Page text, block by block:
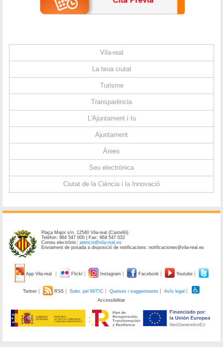
Vila-real
La teua ciutat
Turisme
Transparència
L'Ajuntament i tu
Ajuntament
Àrees
Seu electrònica
Ciutat de la Ciència i la Innovació
Plaça Major s/n. 12540 Vila-real (Castelló)
Telèfon: 964 547 000 | Fax: 964 547 032
Correu electrònic:atencio@vila-real.es
Enviament de posada a disposició de notificacions: notificaciones@vila-real.es
App Vila-real Flickr Instagram Facebook Youtube
Twitter RSS Subv. pel MITIC Queixes i suggeriments
Avís legal
Accessibilitat